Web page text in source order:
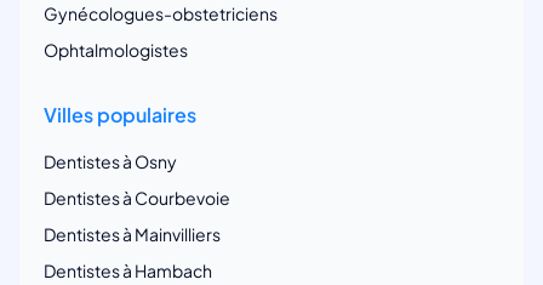
Gynécologues-obstetriciens
Ophtalmologistes
Villes populaires
Dentistes à Osny
Dentistes à Courbevoie
Dentistes à Mainvilliers
Dentistes à Hambach